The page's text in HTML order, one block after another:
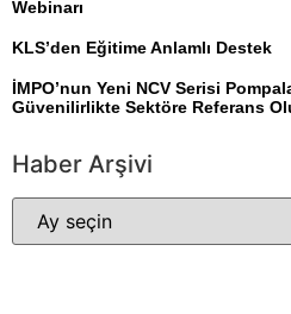
Webinarı
KLS’den Eğitime Anlamlı Destek
İMPO’nun Yeni NCV Serisi
Güvenilirlikte Sektöre Referans
Haber Arşivi